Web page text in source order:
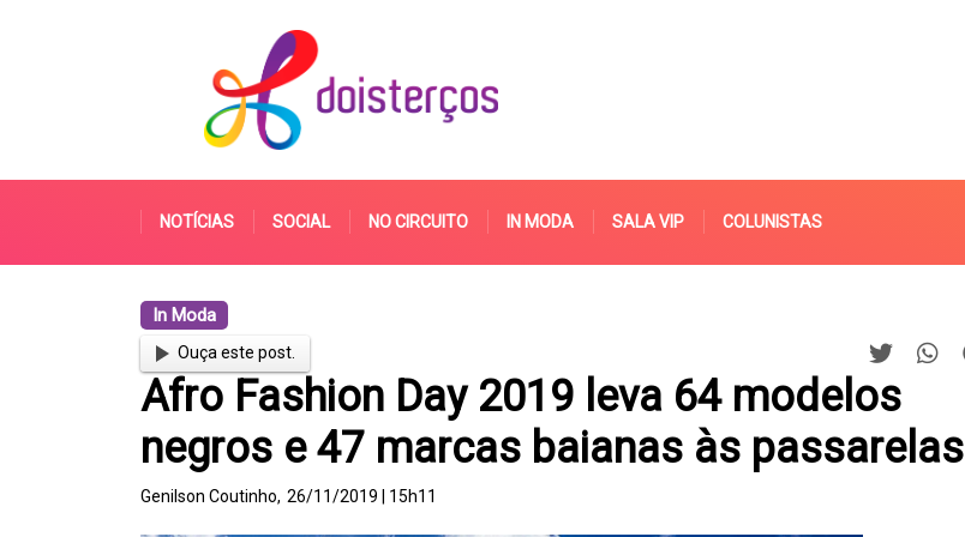
NOTÍCIAS SOCIAL NO CIRCUITO IN MODA SALA VIP COLUNISTAS
In Moda
Ouça este post.
Afro Fashion Day 2019 leva 64 modelos
negros e 47 marcas baianas às passarelas
Genilson Coutinho, 26/11/2019 | 15h11